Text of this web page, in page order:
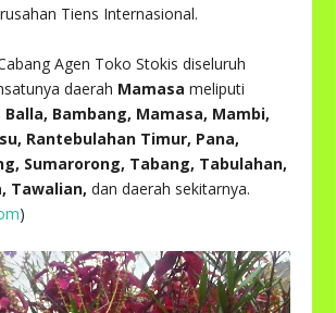
Tiens Internasional.
Agen Toko Stokis diseluruh
daerah Mamasameliputi
Balla, Bambang, Mamasa, Mambi,
Rantebulahan Timur, Pana,
Sumarorong, Tabang, Tabulahan,
Tawalian, dan daerah sekitarnya.
)